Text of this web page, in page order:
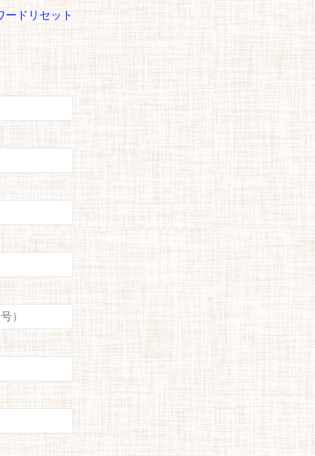
ードリセット